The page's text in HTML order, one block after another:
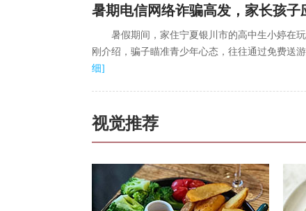
暑期电信网络诈骗高发，家长孩子
暑假期间，家住宁夏银川市的高中生小婷在
刚介绍，骗子瞄准青少年心态，往往通过免费送
细]
视觉推荐